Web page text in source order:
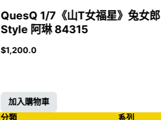
QuesQ 1/7《山T女福星》兔女郎
Style 阿琳 84315
$1,200.0
加入購物車
分類
系列